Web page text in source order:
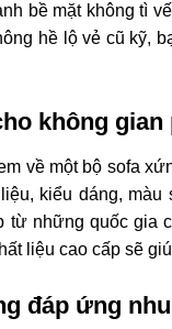
bề mặt không tì
hề lộ vẻ cũ kỹ,
không gian
về một bộ sofa
kiểu dáng,
những quốc gia
liệu cao cấp sẽ
đáp ứng